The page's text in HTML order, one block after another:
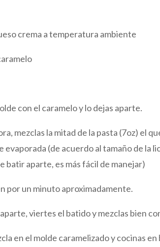
crema a temperatura ambiente
con el caramelo y lo dejas aparte.
mezclas la mitad de la pasta (7oz) el
evaporada (de acuerdo al tamaño de la
batir aparte, es más fácil de manejar)
por un minuto aproximadamente.
viertes el batido y mezclas bien
en el molde caramelizado y cocinas